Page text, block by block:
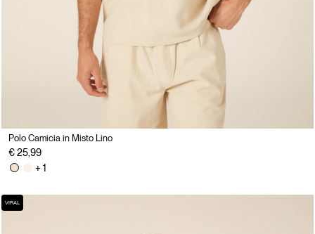
Polo Camicia in Misto Lino
€ 25,99
+ 1
VIRAL